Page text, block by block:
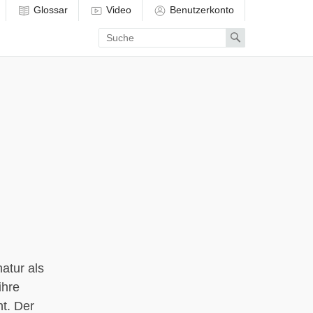
Glossar Video Benutzerkonto
Enter
search
term
Search
als
Der